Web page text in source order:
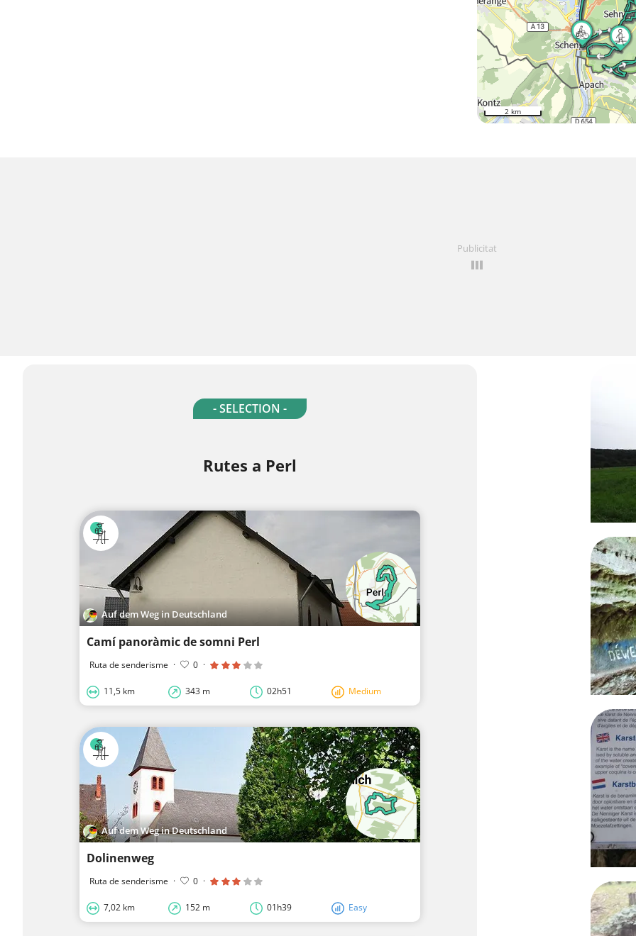
2 km
Publicitat
- SELECTION -
Rutes a Perl
Auf dem Weg in Deutschland
Camí panoràmic de somni Perl
Ruta de senderisme · 0 ·
11,5 km 343 m 02h51 Medium
Auf dem Weg in Deutschland
Dolinenweg
Ruta de senderisme · 0 ·
7,02 km 152 m 01h39 Easy